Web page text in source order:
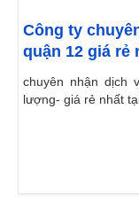
Công ty
quận 12 giá rẻ
chuyên nhận dịch
lượng- giá rẻ nhất tại